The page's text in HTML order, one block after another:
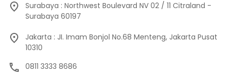
Surabaya : Northwest Boulevard NV 02 / 11 Citraland -
Surabaya 60197
Jakarta : JI. Imam Bonjol No.68 Menteng, Jakarta Pusat
10310
0811 3333 8686